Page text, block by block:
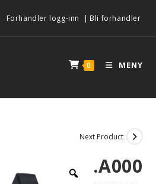
Forhandler logg-inn | Bli forhandler
0 MENY
Next Product
.A000